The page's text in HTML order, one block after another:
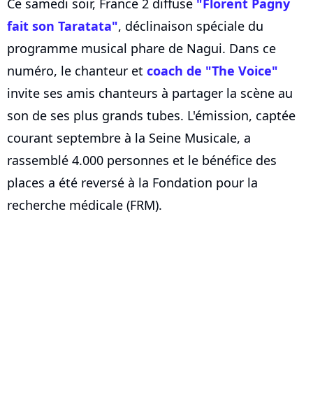
Ce samedi soir, France 2 diffuse "Florent Pagny
fait son Taratata", déclinaison spéciale du
programme musical phare de Nagui. Dans ce
numéro, le chanteur et coach de "The Voice"
invite ses amis chanteurs à partager la scène au
son de ses plus grands tubes. L'émission, captée
courant septembre à la Seine Musicale, a
rassemblé 4.000 personnes et le bénéfice des
places a été reversé à la Fondation pour la
recherche médicale (FRM).